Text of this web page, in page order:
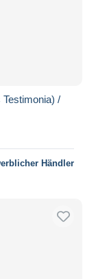
/
Händler